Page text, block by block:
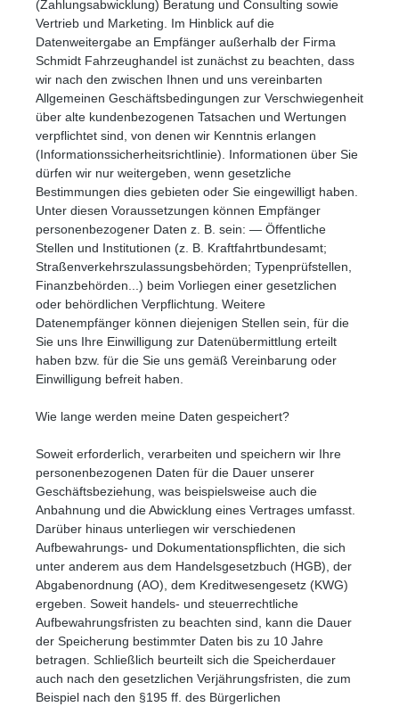
(Zahlungsabwicklung) Beratung und Consulting sowie
Vertrieb und Marketing. Im Hinblick auf die
Datenweitergabe an Empfänger außerhalb der Firma
Schmidt Fahrzeughandel ist zunächst zu beachten, dass
wir nach den zwischen Ihnen und uns vereinbarten
Allgemeinen Geschäftsbedingungen zur Verschwiegenheit
über alte kundenbezogenen Tatsachen und Wertungen
verpflichtet sind, von denen wir Kenntnis erlangen
(Informationssicherheitsrichtlinie). Informationen über Sie
dürfen wir nur weitergeben, wenn gesetzliche
Bestimmungen dies gebieten oder Sie eingewilligt haben.
Unter diesen Voraussetzungen können Empfänger
personenbezogener Daten z. B. sein: — Öffentliche
Stellen und Institutionen (z. B. Kraftfahrtbundesamt;
Straßenverkehrszulassungsbehörden; Typenprüfstellen,
Finanzbehörden...) beim Vorliegen einer gesetzlichen
oder behördlichen Verpflichtung. Weitere
Datenempfänger können diejenigen Stellen sein, für die
Sie uns Ihre Einwilligung zur Datenübermittlung erteilt
haben bzw. für die Sie uns gemäß Vereinbarung oder
Einwilligung befreit haben.
Wie lange werden meine Daten gespeichert?
Soweit erforderlich, verarbeiten und speichern wir Ihre
personenbezogenen Daten für die Dauer unserer
Geschäftsbeziehung, was beispielsweise auch die
Anbahnung und die Abwicklung eines Vertrages umfasst.
Darüber hinaus unterliegen wir verschiedenen
Aufbewahrungs- und Dokumentationspflichten, die sich
unter anderem aus dem Handelsgesetzbuch (HGB), der
Abgabenordnung (AO), dem Kreditwesengesetz (KWG)
ergeben. Soweit handels- und steuerrechtliche
Aufbewahrungsfristen zu beachten sind, kann die Dauer
der Speicherung bestimmter Daten bis zu 10 Jahre
betragen. Schließlich beurteilt sich die Speicherdauer
auch nach den gesetzlichen Verjährungsfristen, die zum
Beispiel nach den §195 ff. des Bürgerlichen